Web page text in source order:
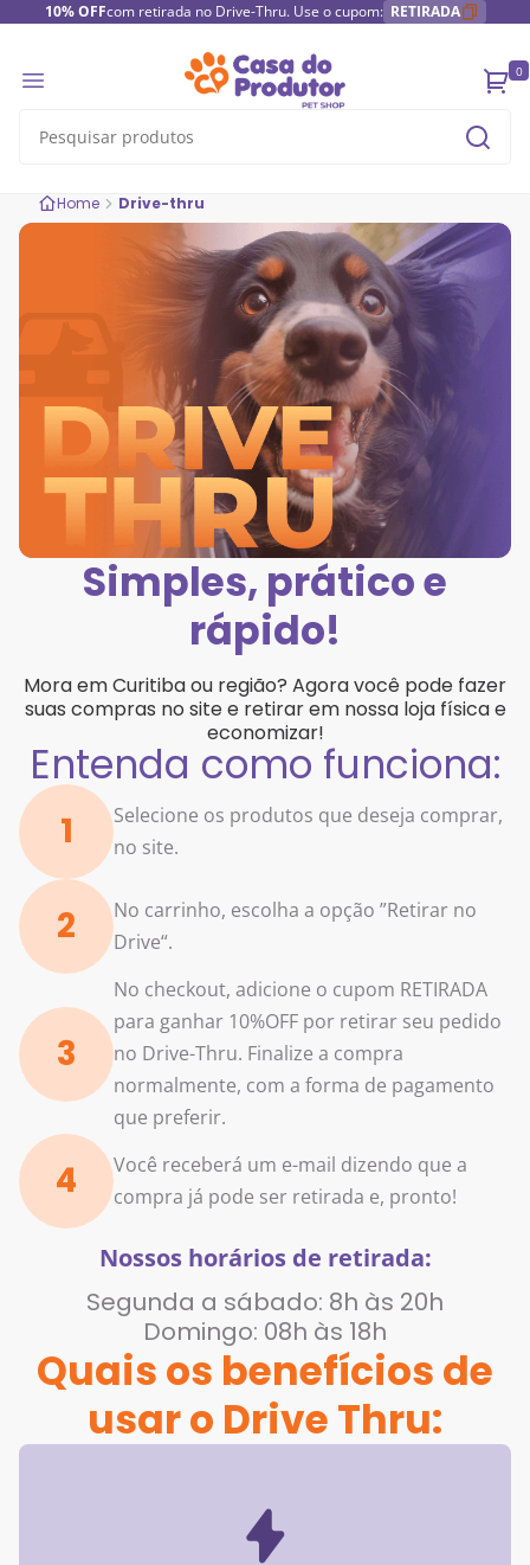
10% OFFcom retirada no Drive-Thru. Use o cupom: RETIRADA
0
Home Drive-thru
Simples, prático e
rápido!
Mora em Curitiba ou região? Agora você pode fazer
suas compras no site e retirar em nossa loja física e
economizar!
Entenda como funciona:
1
Selecione os produtos que deseja comprar,
no site.
2
No carrinho, escolha a opção ”Retirar no
Drive“.
3
No checkout, adicione o cupom RETIRADA
para ganhar 10%OFF por retirar seu pedido
no Drive-Thru. Finalize a compra
normalmente, com a forma de pagamento
que preferir.
4
Você receberá um e-mail dizendo que a
compra já pode ser retirada e, pronto!
Nossos horários de retirada:
Segunda a sábado: 8h às 20h
Domingo: 08h às 18h
Quais os benefícios de
usar o Drive Thru: